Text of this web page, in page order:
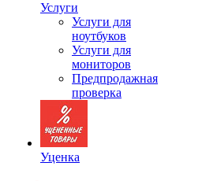
Услуги
Услуги для
ноутбуков
Услуги для
мониторов
Предпродажная
проверка
Уценка